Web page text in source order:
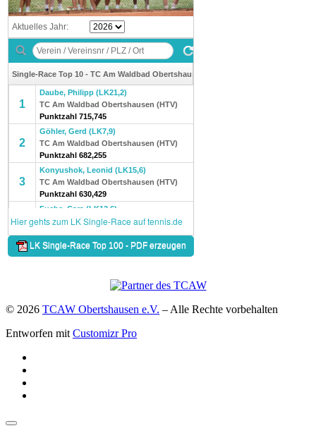
© 2026 TCAW Obertshausen e.V. – Alle Rechte vorbehalten
Entworfen mit Customizr Pro